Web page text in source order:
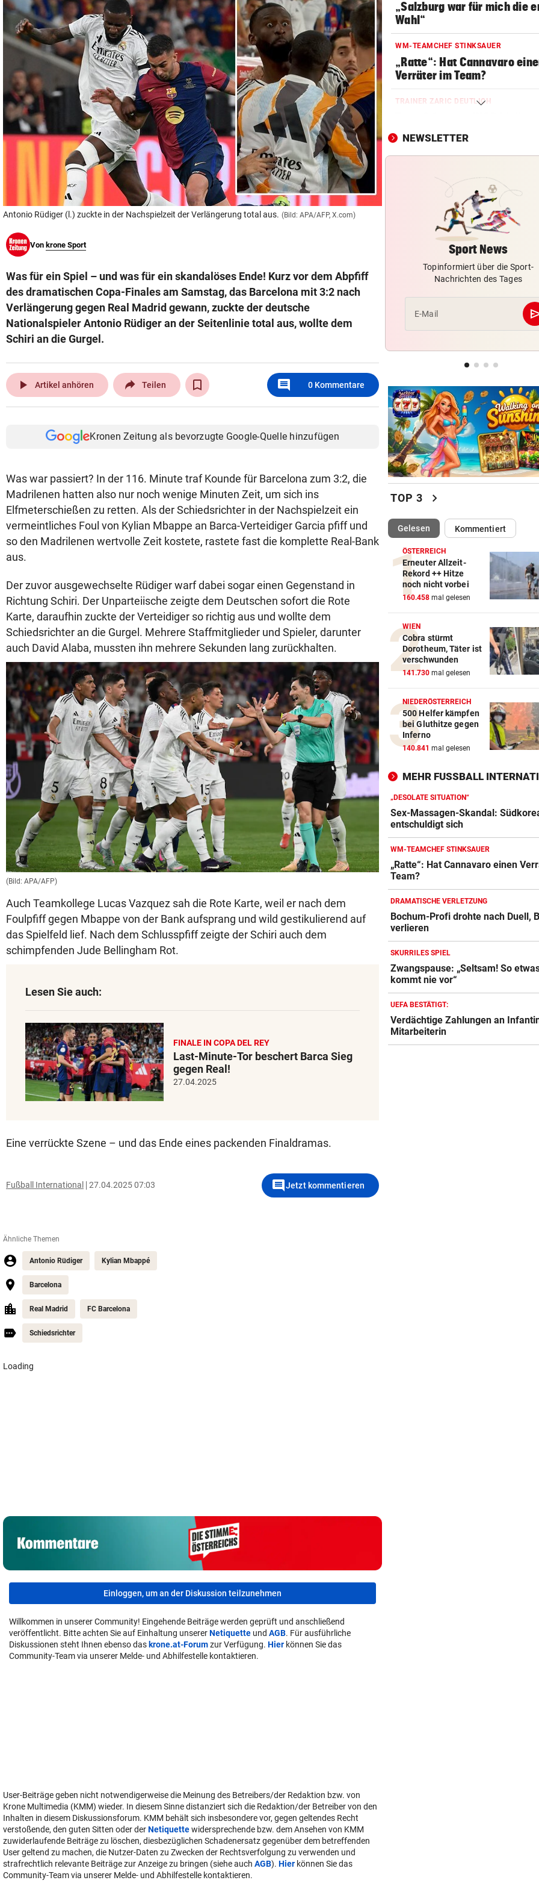
© Krone Multimedia GmbH & Co KG 2026
Muthgasse 2, 1190 Wien
Antonio Rüdiger (l.) zuckte in der Nachspielzeit der Verlängerung total aus. (Bild: APA/AFP, X.com)
Von krone Sport
Was für ein Spiel – und was für ein skandalöses Ende! Kurz vor dem Abpfiff
des dramatischen Copa-Finales am Samstag, das Barcelona mit 3:2 nach
Verlängerung gegen Real Madrid gewann, zuckte der deutsche
Nationalspieler Antonio Rüdiger an der Seitenlinie total aus, wollte dem
Schiri an die Gurgel.
play_arrow Artikel anhören Teilen comment 0 Kommentare
Kronen Zeitung als bevorzugte Google-Quelle hinzufügen
Was war passiert? In der 116. Minute traf Kounde für Barcelona zum 3:2, die
Madrilenen hatten also nur noch wenige Minuten Zeit, um sich ins
Elfmeterschießen zu retten. Als der Schiedsrichter in der Nachspielzeit ein
vermeintliches Foul von Kylian Mbappe an Barca-Verteidiger Garcia pfiff und
so den Madrilenen wertvolle Zeit kostete, rastete fast die komplette Real-Bank
aus.
Der zuvor ausgewechselte Rüdiger warf dabei sogar einen Gegenstand in
Richtung Schiri. Der Unparteiische zeigte dem Deutschen sofort die Rote
Karte, daraufhin zuckte der Verteidiger so richtig aus und wollte dem
Schiedsrichter an die Gurgel. Mehrere Staffmitglieder und Spieler, darunter
auch David Alaba, mussten ihn mehrere Sekunden lang zurückhalten.
(Bild: APA/AFP)
Auch Teamkollege Lucas Vazquez sah die Rote Karte, weil er nach dem
Foulpfiff gegen Mbappe von der Bank aufsprang und wild gestikulierend auf
das Spielfeld lief. Nach dem Schlusspfiff zeigte der Schiri auch dem
schimpfenden Jude Bellingham Rot.
Lesen Sie auch:
FINALE IN COPA DEL REY
Last-Minute-Tor beschert Barca Sieg
gegen Real!
27.04.2025
Eine verrückte Szene – und das Ende eines packenden Finaldramas.
Fußball International 27.04.2025 07:03 commentJetzt kommentieren
Ähnliche Themen
Antonio Rüdiger Kylian Mbappé
Barcelona
Real Madrid FC Barcelona
Schiedsrichter
Einloggen, um an der Diskussion teilzunehmen
Willkommen in unserer Community! Eingehende Beiträge werden geprüft und anschließend
veröffentlicht. Bitte achten Sie auf Einhaltung unsererNetiquette und AGB. Für ausführliche
Diskussionen steht Ihnen ebenso das krone.at-Forumzur Verfügung. Hier können Sie das
Community-Team via unserer Melde- und Abhilfestelle kontaktieren.
User-Beiträge geben nicht notwendigerweise die Meinung des Betreibers/der Redaktion bzw. von
Krone Multimedia (KMM) wieder. In diesem Sinne distanziert sich die Redaktion/der Betreiber von den
Inhalten in diesem Diskussionsforum. KMM behält sich insbesondere vor, gegen geltendes Recht
verstoßende, den guten Sitten oder derNetiquettewidersprechende bzw. dem Ansehen von KMM
zuwiderlaufende Beiträge zu löschen, diesbezüglichen Schadenersatz gegenüber dem betreffenden
User geltend zu machen, die Nutzer-Daten zu Zwecken der Rechtsverfolgung zu verwenden und
strafrechtlich relevante Beiträge zur Anzeige zu bringen (siehe auch AGB). Hier können Sie das
Community-Team via unserer Melde- und Abhilfestelle kontaktieren.
„Salzburg war für mich die
Wahl“
WM-TEAMCHEF STINKSAUER
„Ratte“: Hat Cannavaro
Verräter im Team?
TRAINER ZARIC DEUTLICH
Altachern ein Problem
WARTEN AUF DEN SIEG?
ganz andere!“
DRAMATISCHE VERLETZUNG
Bochum-Profi drohte nach
Bein zu verlieren
SKURRILES SPIEL
Zwangspause: „Seltsam! So
etwas kommt nie vor“
Colin“ im Zeitfahren
Verdächtige Zahlungen an
Infantino-Mitarbeiterin
NEWSLETTER
Sport News
Topinformiert über die Sport-
Nachrichten des Tages
E-Mail
TOP 3 chevron_right
Gelesen(ausgewählt)Kommentiert
ÖSTERREICH
Erneuter Allzeit-
Rekord ++ Hitze
noch nicht vorbei
160.458 mal gelesen
WIEN
Cobra stürmt
Dorotheum, Täter ist
verschwunden
141.730 mal gelesen
NIEDERÖSTERREICH
500 Helfer kämpfen
bei Gluthitze gegen
Inferno
140.841 mal gelesen
MEHR FUSSBALL
„DESOLATE SITUATION“
Sex-Massagen-Skandal:
entschuldigt sich
WM-TEAMCHEF STINKSAUER
„Ratte“: Hat Cannavaro einen
Team?
DRAMATISCHE VERLETZUNG
Bochum-Profi drohte nach Duell,
verlieren
SKURRILES SPIEL
Zwangspause: „Seltsam! So
kommt nie vor“
UEFA BESTÄTIGT:
Verdächtige Zahlungen an
Mitarbeiterin